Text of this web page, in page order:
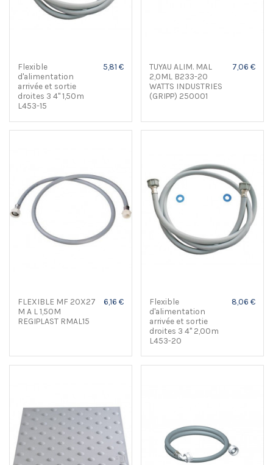
Flexible
d'alimentation
arrivée et sortie
droites 3 4" 1,50m
L453-15
5,81 €
TUYAU ALIM. MAL
2,0ML B233-20
WATTS INDUSTRIES
(GRIPP) 250001
7,06 €
FLEXIBLE MF 20X27
M A L 1,50M
REGIPLAST RMAL15
6,16 €
Flexible
d'alimentation
arrivée et sortie
droites 3 4" 2,00m
L453-20
8,06 €